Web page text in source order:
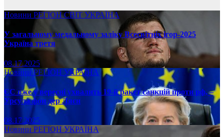
Новини РЕГІОНСВІТ УКРАЇНА
У загальному медальному заліку Всесвітніх ігор-2025
Україна третя
08.17.2025
НовиниРЕГІОН УКРАЇНА
ЄС вже у вересні ухвалить 19-й ракет санкцій проти рф, –
Урсула фон дер Ляєн
08.17.2025
Новини РЕГІОН УКРАЇНА